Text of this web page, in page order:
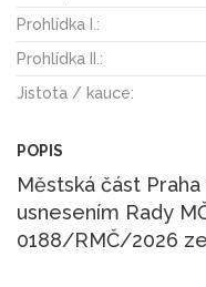
Prohlídka I.:
Prohlídka II.:
Jistota / kauce:
POPIS
Městská část
usnesením Rady
0188/RMČ/2026